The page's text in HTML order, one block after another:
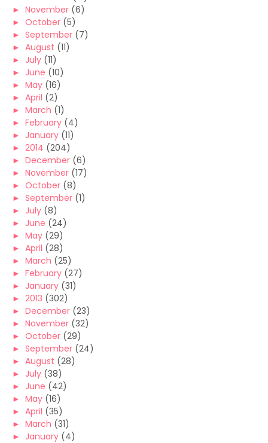
► November (6)
► October (5)
► September (7)
► August (11)
► July (11)
► June (10)
► May (16)
► April (2)
► March (1)
► February (4)
► January (11)
► 2014 (204)
► December (6)
► November (17)
► October (8)
► September (1)
► July (8)
► June (24)
► May (29)
► April (28)
► March (25)
► February (27)
► January (31)
► 2013 (302)
► December (23)
► November (32)
► October (29)
► September (24)
► August (28)
► July (38)
► June (42)
► May (16)
► April (35)
► March (31)
► January (4)